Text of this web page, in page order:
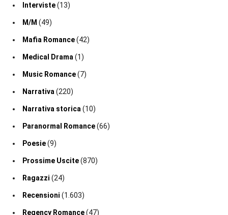
Interviste(13)
M/M (49)
Mafia Romance(42)
Medical Drama (1)
Music Romance(7)
Narrativa (220)
Narrativa storica (10)
Paranormal Romance(66)
Poesie(9)
Prossime Uscite(870)
Ragazzi (24)
Recensioni (1.603)
Regency Romance(47)